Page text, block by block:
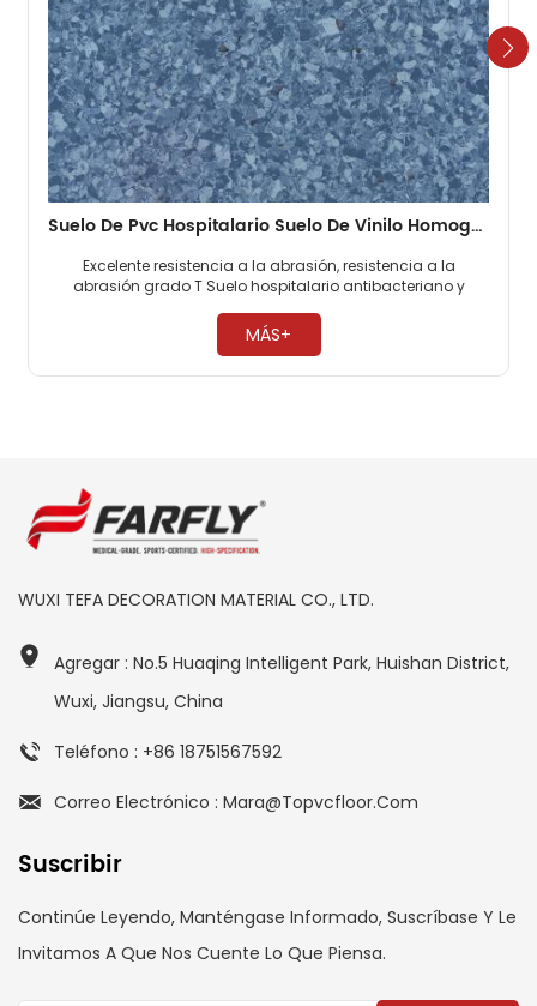
Suelo De Pvc Hospitalario Suelo De Vinilo Homogéneo De 2 Mm
Excelente resistencia a la abrasión, resistencia a la
abrasión grado T Suelo hospitalario antibacteriano y
necesario encerar ​
MÁS+
WUXI TEFA DECORATION MATERIAL CO., LTD.
Agregar : No.5 Huaqing Intelligent Park, Huishan District,
Wuxi, Jiangsu, China
Teléfono : +86 18751567592
Correo Electrónico : Mara@topvcfloor.com
Suscribir
Continúe Leyendo, Manténgase Informado, Suscríbase Y Le
Invitamos A Que Nos Cuente Lo Que Piensa.